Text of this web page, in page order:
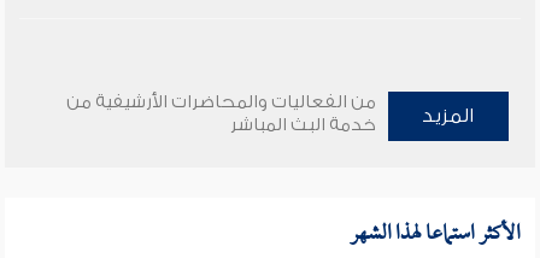
المزيد
من الفعاليات والمحاضرات الأرشيفية من
خدمة البث المباشر
الأكثر استماعا لهذا الشهر